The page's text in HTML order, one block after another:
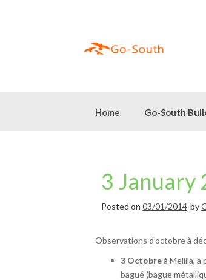
Home Go-South
3 January
Posted on 03/01/2014 by
Observations d’octobre à
3 Octobreà Melilla, à
bagué (bague